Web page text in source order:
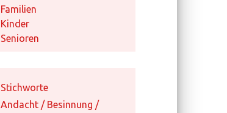
Familien
Kinder
Senioren
Stichworte
Andacht / Besinnung /